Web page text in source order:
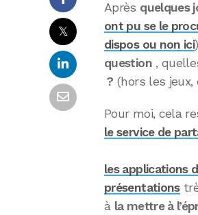
𝕏
Après quelques
ont pu se le
dispos ou non ici
question,
? (hors les jeux,
Pour moi, cela
le service de
les applications
présentations
à la mettre à